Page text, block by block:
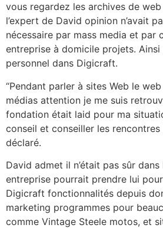
vous regardez les archives de
l’expert de David opinion n’avait
nécessaire par mass media et par
entreprise à domicile projets.
personnel dans Digicraft.
“Pendant parler à sites Web le
médias attention je me suis
fondation était laid pour ma
conseil et conseiller les rencontres
déclaré.
David admet il n’était pas sûr
entreprise pourrait prendre lui
Digicraft fonctionnalités depuis
marketing programmes pour
comme Vintage Steele motos, et